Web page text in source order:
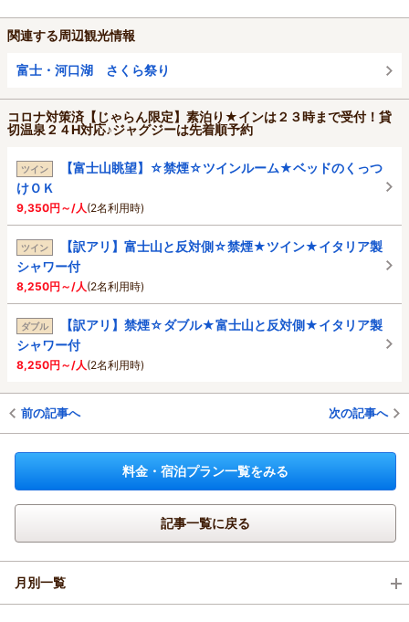
関連する周辺観光情報
富士・河口湖 さくら祭り
コロナ対策済【じゃらん限定】素泊り★インは２３時まで受付！貸
切温泉２４H対応♪ジャグジーは先着順予約
ツイン
【富士山眺望】☆禁煙☆ツインルーム★ベッドのくっつ
けＯＫ
9,350円～/人(2名利用時)
ツイン
【訳アリ】富士山と反対側☆禁煙★ツイン★イタリア製
シャワー付
8,250円～/人(2名利用時)
ダブル
【訳アリ】禁煙☆ダブル★富士山と反対側★イタリア製
シャワー付
8,250円～/人(2名利用時)
前の記事へ 次の記事へ
料金・宿泊プラン一覧をみる
記事一覧に戻る
月別一覧